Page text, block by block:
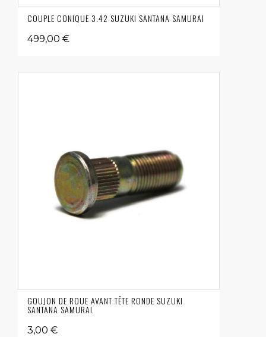
COUPLE CONIQUE 3.42 SUZUKI SANTANA SAMURAI
499,00 €
GOUJON DE ROUE AVANT TÊTE RONDE SUZUKI
SANTANA SAMURAI
3,00 €